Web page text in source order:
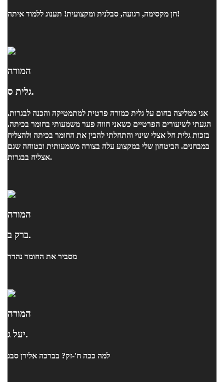
חן מקסימה, רגועה, סבלנית ומקצועית! תענוג ללמוד איתה!
המורה
גלית ס.
אני ממליצה בחום על גלית כמורה פרטית למתמטיקה והכנה לבגרות.
הגעתי לשיעורים הפרטיים כשאני חווה פער משמעותי בחומר בכיתה.
בזכות גלית חל אצלי שינוי והתחלתי להבין את החומר בכיתה ולהצליח
במבחנים. הביטחון שלי במקצוע עלה בצורה משמעותית ובטוחה שגם
אצליח בבגרות.
המורה
ברק ב.
מסביר את החומר נהדר
המורה
יעל ג.
למה ככה ח'-זק? בברכה אלירן סבג